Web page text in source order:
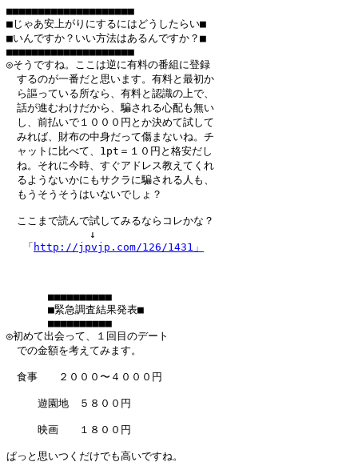
■■■■■■■■■■■■■■■■■■■■
■じゃあ安上がりにするにはどうしたらい■
■いんですか？いい方法はあるんですか？■
■■■■■■■■■■■■■■■■■■■■
◎そうですね。ここは逆に有料の番組に登録
するのが一番だと思います。有料と最初か
ら謳っている所なら、有料と認識の上で、
話が進むわけだから、騙される心配も無い
し、前払いで１０００円とか決めて試して
みれば、財布の中身だって傷まないね。チ
ャットに比べて、1pt＝１０円と格安だし
ね。それに今時、すぐアドレス教えてくれ
るようないかにもサクラに騙される人も、
もうそうそうはいないでしょ？
ここまで読んで試してみるならコレかな？
↓
「 http://jpvjp.com/126/1431」
■■■■■■■■■■
■緊急調査結果発表■
■■■■■■■■■■
◎初めて出会って、１回目のデート
での金額を考えてみます。
食事　　２０００〜４０００円
遊園地　５８００円
映画　　１８００円
ぱっと思いつくだけでも高いですね。